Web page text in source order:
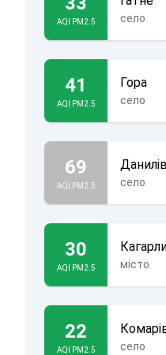
AQI PM2.5 село
41
AQI PM2.5
Гора
село
69
AQI PM2.5 село
30
AQI PM2.5 місто
22
AQI PM2.5 село